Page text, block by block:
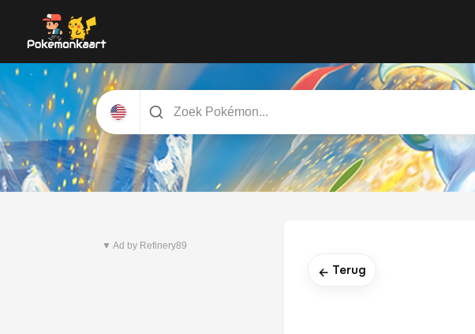
Pitch Black
▼ Ad by Refinery89
← Terug